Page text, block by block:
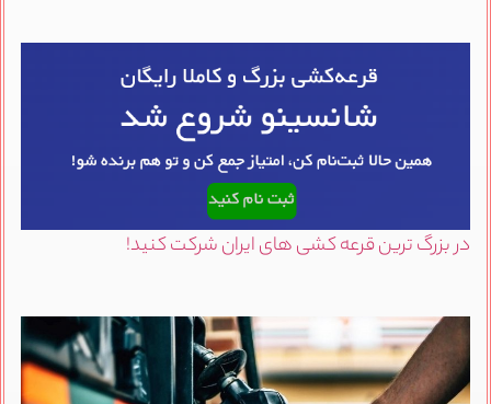
در بزرگ ترین قرعه کشی های ایران شرکت کنید!